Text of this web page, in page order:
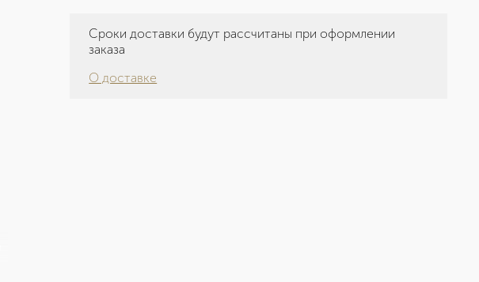
Сроки доставки будут рассчитаны при оформлении
заказа
О доставке